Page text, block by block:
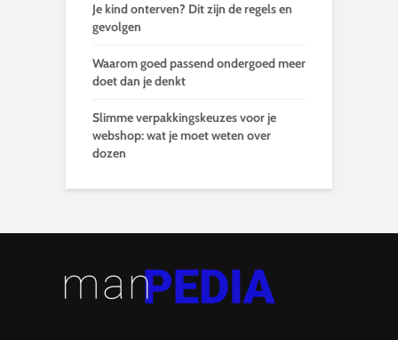
Je kind onterven? Dit zijn de regels en
gevolgen
Waarom goed passend ondergoed meer
doet dan je denkt
Slimme verpakkingskeuzes voor je
webshop: wat je moet weten over
dozen